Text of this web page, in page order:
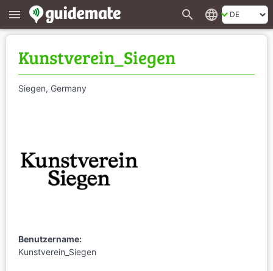
menu search language
Kunstverein_Siegen
Siegen, Germany
Benutzername:
Kunstverein_Siegen